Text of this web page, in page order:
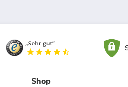
Shop